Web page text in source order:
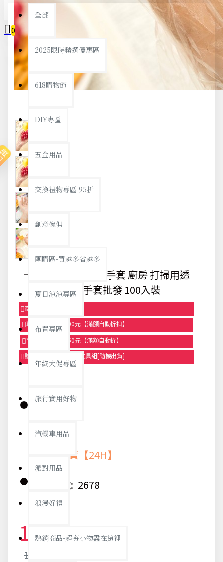
全部
2025限時精選優惠區
618購物節
DIY專區
五金用品
交換禮物專區 95折
創意傢俱
團購區-買越多省越多
夏日涼涼專區
布置專區
年終大促專區
旅行實用好物
汽機車用品
派對用品
浪漫好禮
熱銷商品-超夯小物盡在這裡
0
您的購物車內沒有商品！
一次性PE透明塑膠手套 廚房 打掃用透
明塑膠手套批發 100入裝
商品95折【今日限定】
享滿1000元折100元【滿額自動折扣】
享滿2000元折250元【滿額自動折】
贈品-滿899送色鉛筆文具組[隨機出貨]
庫存:
快速出貨【24H】
貨號: 2678
12元
13元